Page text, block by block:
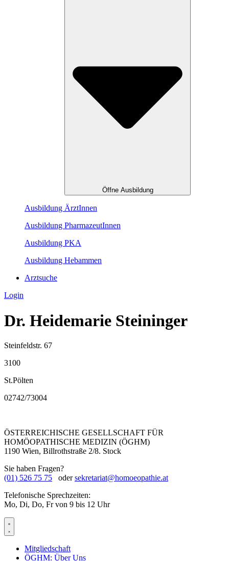
Öffne Ausbildung
Ausbildung ÄrztInnen
Ausbildung PharmazeutInnen
Ausbildung PKA
Ausbildung Hebammen
Arztsuche
Login
Dr. Heidemarie Steininger
Steinfeldstr. 67
3100
St.Pölten
02742/73004
ÖSTERREICHISCHE GESELLSCHAFT FÜR
HOMÖOPATHISCHE MEDIZIN (ÖGHM)
1190 Wien, Billrothstraße 2/8. Stock
Sie haben Fragen?
(01) 526 75 75 odersekretariat@homoeopathie.at
Telefonische Sprechzeiten:
Mo, Di, Do, Fr von 9 bis 12 Uhr
Mitgliedschaft
ÖGHM: Über Uns